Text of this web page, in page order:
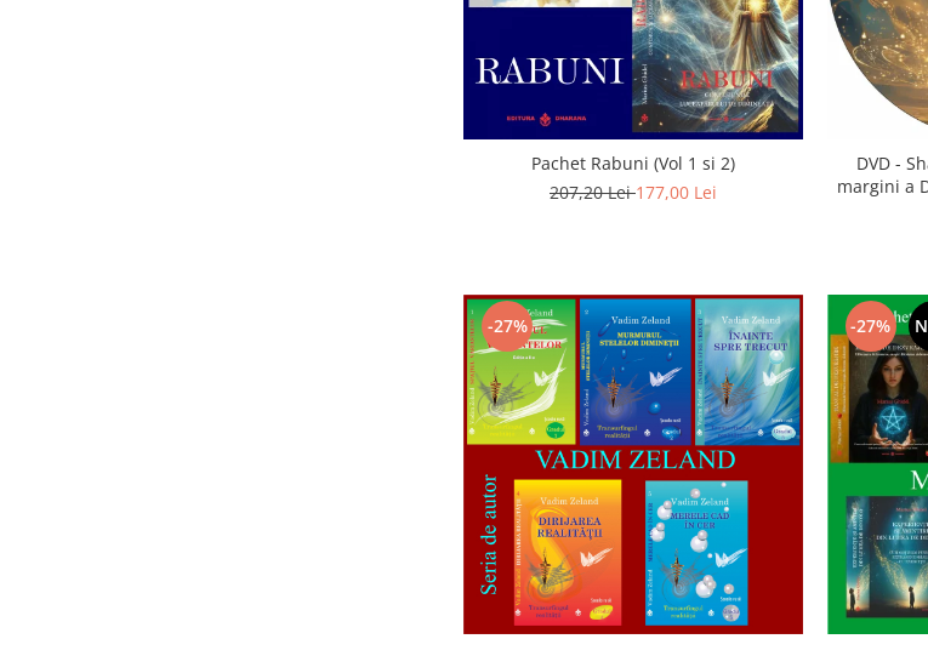
Pachet Rabuni (Vol 1 si 2)
207,20 Lei177,00 Lei
DVD -
margini a
-27% -27%